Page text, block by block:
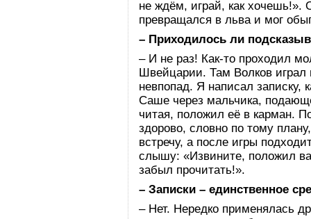
не ждём, играй, как хочешь!».
превращался в льва и мог
– Приходилось ли
– И не раз! Как-то проходил
Швейцарии. Там Волков играл
невпопад. Я написал записку,
Саше через мальчика,
читая, положил её в карман.
здорово, словно по тому
встречу, а после игры
слышу: «Извините, положил
забыл прочитать!».
– Записки – единственное
– Нет. Нередко применялась